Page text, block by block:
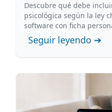
Descubre qué debe
psicológica según la ley
software con ficha
Seguir leyendo ➔